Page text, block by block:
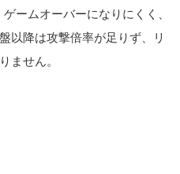
ゲームオーバーになりにくく、
以降は攻撃倍率が足りず、リ
ません。